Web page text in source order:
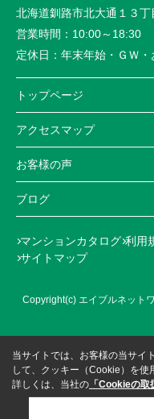
北海道釧路市北大通１３
営業時間： 10:00～18:30
定休日： 年末年始・ＧＷ・
トップページ
アクセスマップ
お客様の声
ブログ
マンションカタログ 利用
サイトマップ
Copyright(c) エイブルネット
当サイトでは、お客様の当サイ
して、クッキー（Cookie）を使
詳しくは、当社の 「Cookieの取